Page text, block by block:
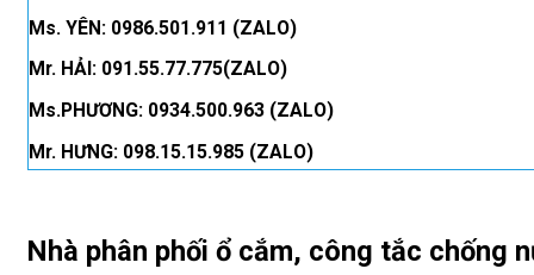
Ms. YÊN: 0986.501.911 (ZALO)
Mr. HẢI: 091.55.77.775(ZALO)
Ms.PHƯƠNG: 0934.500.963 (ZALO)
Mr. HƯNG: 098.15.15.985 (ZALO)
Nhà phân phối ổ cắm, công tắc chống